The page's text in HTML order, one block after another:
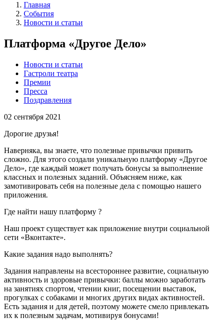
Главная
События
Новости и статьи
Платформа «Другое Дело»
Новости и статьи
Гастроли театра
Премии
Пресса
Поздравления
02 сентября 2021
Дорогие друзья!
Наверняка, вы знаете, что полезные привычки привить
сложно. Для этого создали уникальную платформу «Другое
Дело», где каждый может получать бонусы за выполнение
классных и полезных заданий. Объясняем ниже, как
замотивировать себя на полезные дела с помощью нашего
приложения.
Где найти нашу платформу ?
Наш проект существует как приложение внутри социальной
сети «Вконтакте».
Какие задания надо выполнять?
Задания направлены на всестороннее развитие, социальную
активность и здоровые привычки: баллы можно заработать
на занятиях спортом, чтении книг, посещении выставок,
прогулках с собаками и многих других видах активностей.
Есть задания и для детей, поэтому можете смело привлекать
их к полезным задачам, мотивируя бонусами!